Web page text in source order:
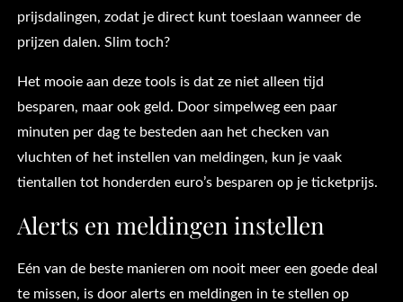
prijsdalingen, zodat je direct kunt toeslaan wanneer de
prijzen dalen. Slim toch?
Het mooie aan deze tools is dat ze niet alleen tijd
besparen, maar ook geld. Door simpelweg een paar
minuten per dag te besteden aan het checken van
vluchten of het instellen van meldingen, kun je vaak
tientallen tot honderden euro’s besparen op je ticketprijs.
Alerts en meldingen instellen
Eén van de beste manieren om nooit meer een goede deal
te missen, is door alerts en meldingen in te stellen op